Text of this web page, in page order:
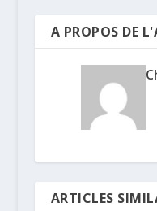
A PROPOS DE
ARTICLES